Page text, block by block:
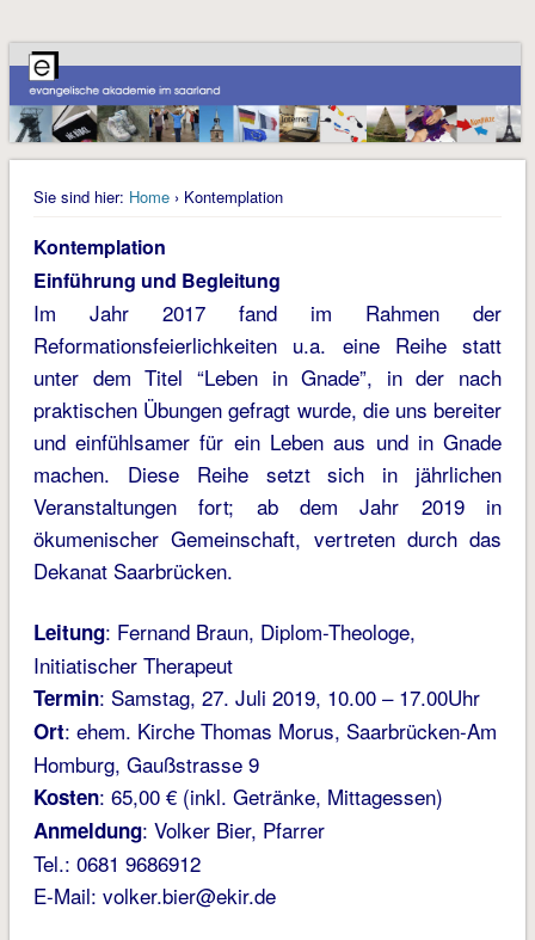
Sie sind hier: Home› Kontemplation
Kontemplation
Einführung und Begleitung
Im Jahr 2017 fand im Rahmen der
Reformationsfeierlichkeiten u.a. eine Reihe statt
unter dem Titel “Leben in Gnade”, in der nach
praktischen Übungen gefragt wurde, die uns bereiter
und einfühlsamer für ein Leben aus und in Gnade
machen. Diese Reihe setzt sich in jährlichen
Veranstaltungen fort; ab dem Jahr 2019 in
ökumenischer Gemeinschaft, vertreten durch das
Dekanat Saarbrücken.
Leitung: Fernand Braun, Diplom-Theologe,
Initiatischer Therapeut
Termin: Samstag, 27. Juli 2019, 10.00 – 17.00Uhr
Ort: ehem. Kirche Thomas Morus, Saarbrücken-Am
Homburg, Gaußstrasse 9
Kosten: 65,00 € (inkl. Getränke, Mittagessen)
Anmeldung: Volker Bier, Pfarrer
Tel.: 0681 9686912
E-Mail: volker.bier@ekir.de